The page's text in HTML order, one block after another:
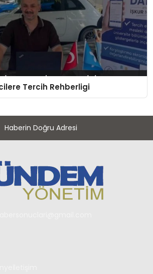
Tercih Rehberligi
Haberin Doğru Adresi